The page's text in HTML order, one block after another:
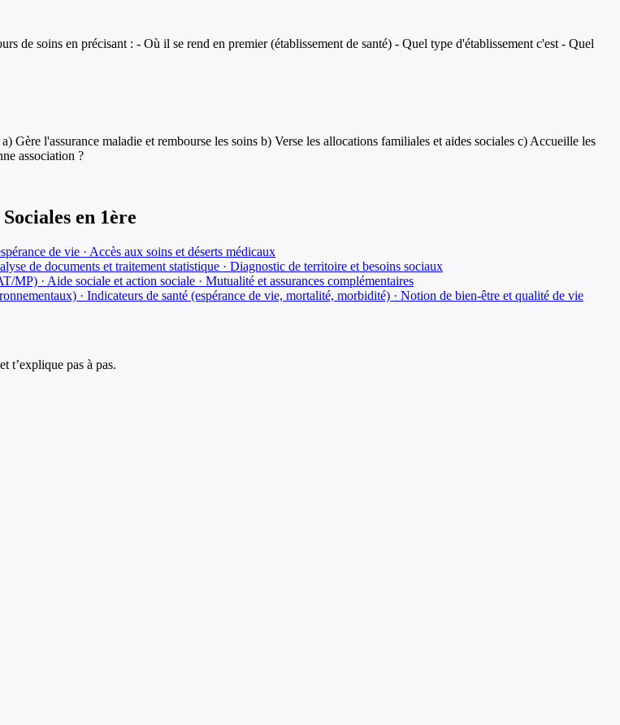
de soins en précisant : - Où il se rend en premier (établissement de santé) - Quel type d'établissement c'est - Quel
l'assurance maladie et rembourse les soins b) Verse les allocations familiales et aides sociales c) Accueille les
association ?
en 1ère
de vie · Accès aux soins et déserts médicaux
de documents et traitement statistique · Diagnostic de territoire et besoins sociaux
MP) · Aide sociale et action sociale · Mutualité et assurances complémentaires
· Indicateurs de santé (espérance de vie, mortalité, morbidité) · Notion de bien-être et qualité de vie
t’explique pas à pas.